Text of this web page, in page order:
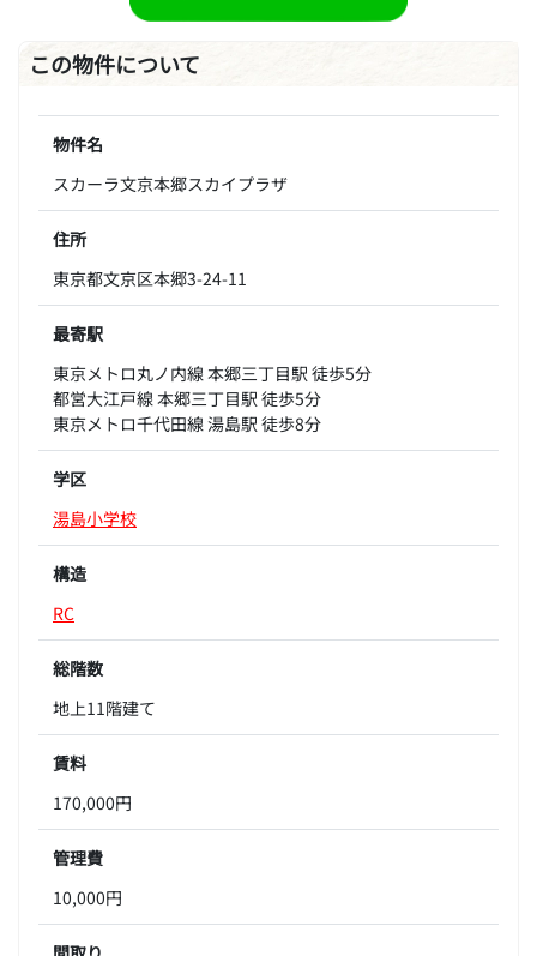
この物件について
物件名
スカーラ文京本郷スカイプラザ
住所
東京都文京区本郷3-24-11
最寄駅
東京メトロ丸ノ内線 本郷三丁目駅 徒歩5分
都営大江戸線 本郷三丁目駅 徒歩5分
東京メトロ千代田線 湯島駅 徒歩8分
学区
湯島小学校
構造
RC
総階数
地上11階建て
賃料
170,000円
管理費
10,000円